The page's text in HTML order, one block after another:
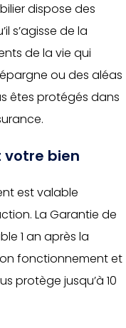
dispose des
s’agisse de la
de la vie qui
ou des aléas
êtes protégés dans
votre bien
est valable
La Garantie de
1 an après la
fonctionnement et
protège jusqu’à 10